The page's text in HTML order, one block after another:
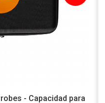
- Capacidad para